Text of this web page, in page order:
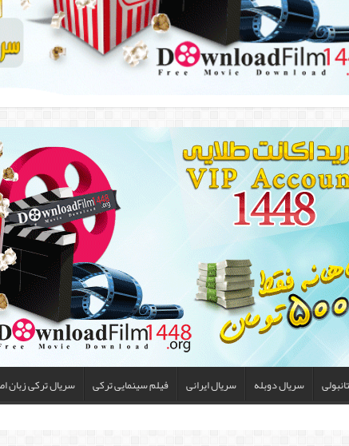
سریال دوبله سریال ایرانی فیلم سینمایی ترکی سریال ترکی زبان